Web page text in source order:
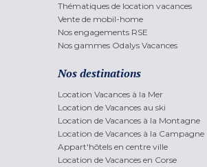
Thématiques de location vacances
Vente de mobil-home
Nos engagements RSE
Nos gammes Odalys Vacances
Nos destinations
Location Vacances à la Mer
Location de Vacances au ski
Location de Vacances à la Montagne
Location de Vacances à la Campagne
Appart'hôtels en centre ville
Location de Vacances en Corse